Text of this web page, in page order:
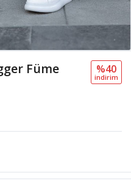
Füme
%40
i̇ndi̇ri̇m